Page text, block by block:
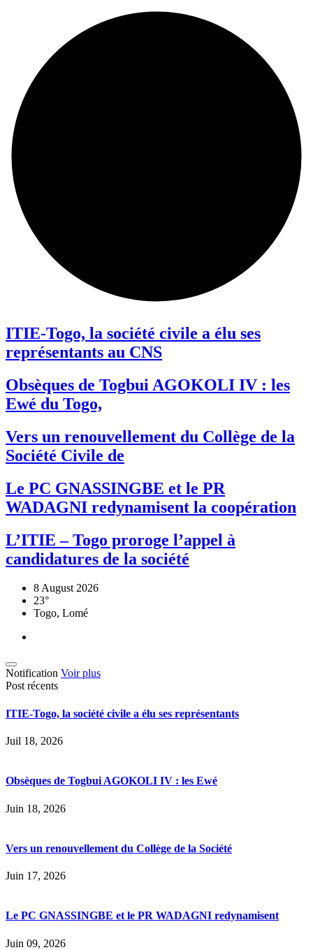
ITIE-Togo, la société civile a élu ses
représentants au CNS
Obsèques de Togbui AGOKOLI IV : les
Ewé du Togo,
Vers un renouvellement du Collège de la
Société Civile de
Le PC GNASSINGBE et le PR
WADAGNI redynamisent la coopération
L’ITIE – Togo proroge l’appel à
candidatures de la société
8 August 2026
23°
Togo, Lomé
Notification Voir plus
Post récents
ITIE-Togo, la société civile a élu ses représentants
Juil 18, 2026
Obsèques de Togbui AGOKOLI IV : les Ewé
Juin 18, 2026
Vers un renouvellement du Collège de la Société
Juin 17, 2026
Le PC GNASSINGBE et le PR WADAGNI redynamisent
Juin 09, 2026